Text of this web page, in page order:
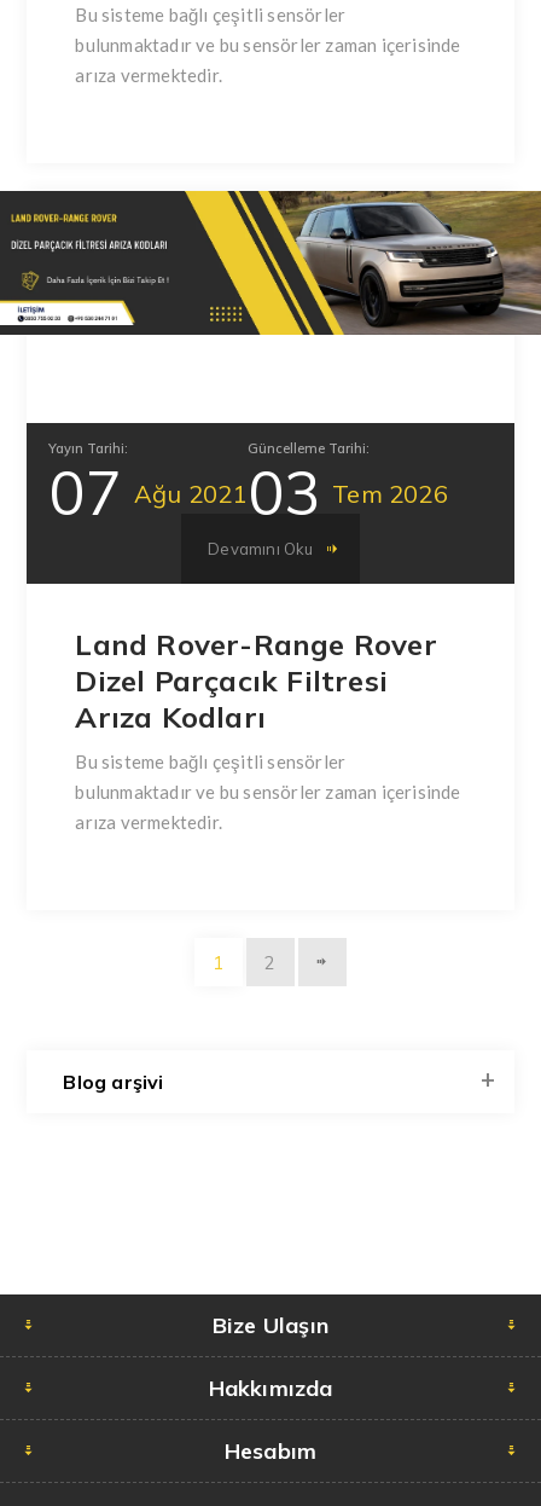
Bu sisteme bağlı çeşitli sensörler
bulunmaktadır ve bu sensörler zaman içerisinde
arıza vermektedir.
Yayın Tarihi:
07 Ağu 2021
Güncelleme Tarihi:
03 Tem 2026
Devamını Oku
Land Rover-Range Rover
Dizel Parçacık Filtresi
Arıza Kodları
Bu sisteme bağlı çeşitli sensörler
bulunmaktadır ve bu sensörler zaman içerisinde
arıza vermektedir.
1 2
Blog arşivi
Bize Ulaşın
Hakkımızda
Hesabım